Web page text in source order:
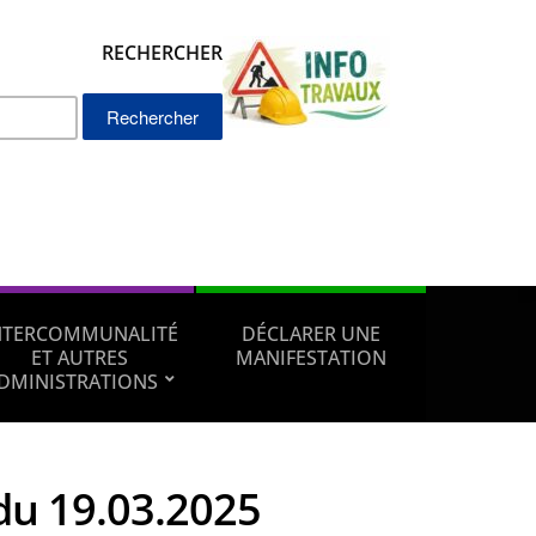
RECHERCHER
Rechercher :
ET AUTRES
DÉCLARER UNE
MANIFESTATION
19.03.2025